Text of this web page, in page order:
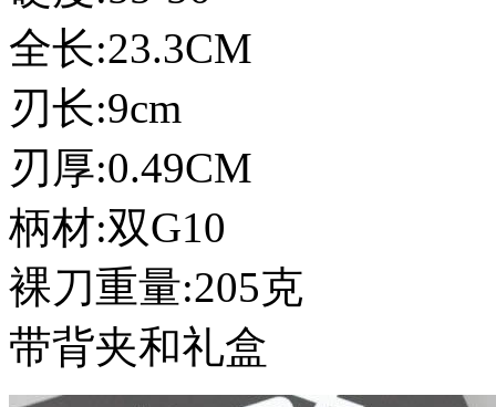
全长:23.3CM
刃长:9cm
刃厚:0.49CM
柄材:双G10
裸刀重量:205克
带背夹和礼盒